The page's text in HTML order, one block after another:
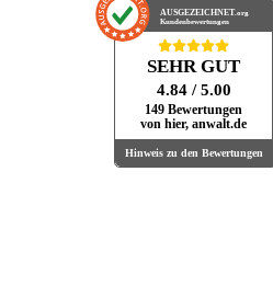
AUSGEZEICHNET .org
Kundenbewertungen
SEHR GUT
4.84 / 5.00
149 Bewertungen
von hier, anwalt.de
Hinweis zu den Bewertungen